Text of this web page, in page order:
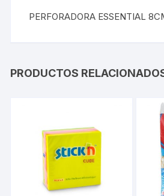
PERFORADORA ESSENTIAL
PRODUCTOS